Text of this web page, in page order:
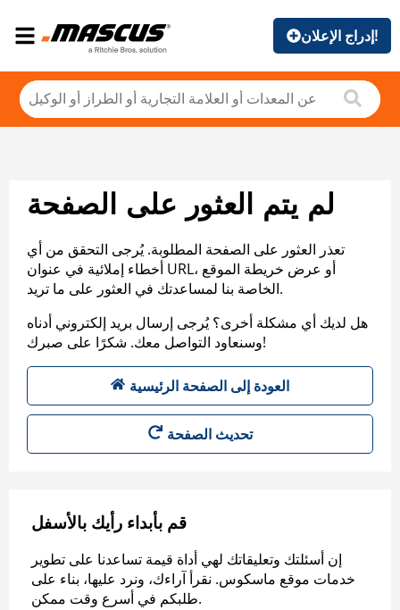
إدراج الإعلان!
لم يتم العثور على الصفحة
تعذر العثور على الصفحة المطلوبة. يُرجى التحقق من أي
أخطاء إملائية في عنوان URL، أو عرض خريطة الموقع
الخاصة بنا لمساعدتك في العثور على ما تريد.
هل لديك أي مشكلة أخرى؟ يُرجى إرسال بريد إلكتروني أدناه
وسنعاود التواصل معك. شكرًا على صبرك!
العودة إلى الصفحة الرئيسية
تحديث الصفحة
قم بأبداء رأيك بالأسفل
إن أسئلتك وتعليقاتك لهي أداة قيمة تساعدنا على تطوير
خدمات موقع ماسكوس. نقرأ آراءك، ونرد عليها، بناء على
طلبكم في أسرع وقت ممكن.